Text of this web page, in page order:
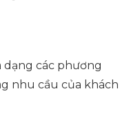
dạng các phương
nhu cầu của khách